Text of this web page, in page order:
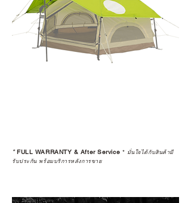
*FULL WARRANTY & After Service * มั่นใจได้กับสินค้ามี
รับประกัน พร้อมบริการหลังการขาย